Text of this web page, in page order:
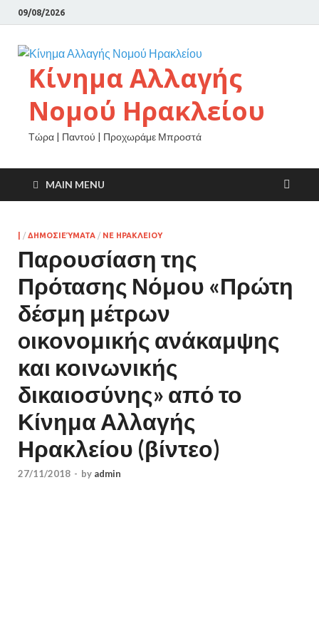
09/08/2026
Κίνημα Αλλαγής
Νομού Ηρακλείου
Τώρα | Παντού | Προχωράμε Μπροστά
MAIN MENU
/ ΔΗΜΟΣΙΕΎΜΑΤΑ / ΝΕ ΗΡΑΚΛΕΙΟΥ
Παρουσίαση της
Πρότασης Νόμου «Πρώτη
δέσμη μέτρων
oικονομικής ανάκαμψης
και κοινωνικής
δικαιοσύνης» από το
Κίνημα Αλλαγής
Ηρακλείου (βίντεο)
27/11/2018 - by admin